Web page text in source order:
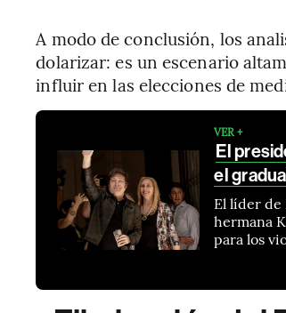
A modo de conclusión, los
dolarizar: es un escenario
influir en las elecciones de
VER +
El
el
El líder de
hermana
para los